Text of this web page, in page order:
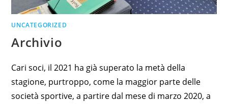
UNCATEGORIZED
Archivio
Cari soci, il 2021 ha già superato la metà della
stagione, purtroppo, come la maggior parte delle
società sportive, a partire dal mese di marzo 2020, a